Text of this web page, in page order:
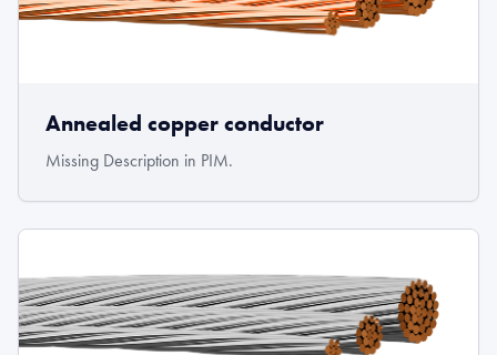
Annealed copper conductor
Missing Description in PIM.